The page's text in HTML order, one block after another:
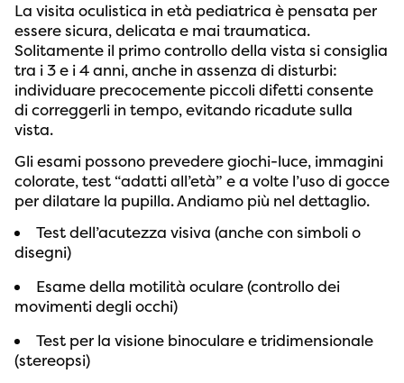
La visita oculistica in età pediatrica è pensata per
essere sicura, delicata e mai traumatica.
Solitamente il primo controllo della vista si consiglia
tra i 3 e i 4 anni, anche in assenza di disturbi:
individuare precocemente piccoli difetti consente
di correggerli in tempo, evitando ricadute sulla
vista.
Gli esami possono prevedere giochi-luce, immagini
colorate, test “adatti all’età” e a volte l’uso di gocce
per dilatare la pupilla. Andiamo più nel dettaglio.
Test dell’acutezza visiva (anche con simboli o
disegni)
Esame della motilità oculare (controllo dei
movimenti degli occhi)
Test per la visione binoculare e tridimensionale
(stereopsi)